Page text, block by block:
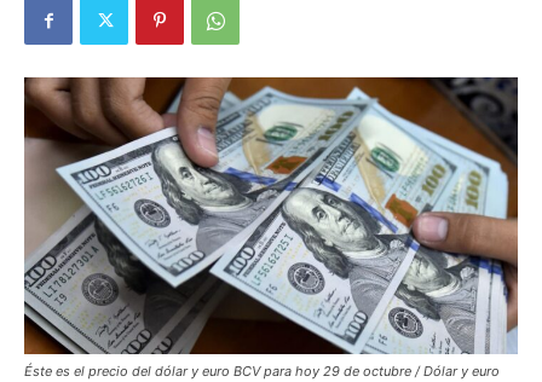
Éste es el precio del dólar y euro BCV para hoy 29 de octubre / Dólar y euro